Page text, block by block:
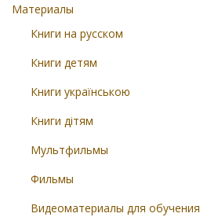
Материалы
Книги на русском
Книги детям
Книги українською
Книги дітям
Мультфильмы
Фильмы
Видеоматериалы для обучения